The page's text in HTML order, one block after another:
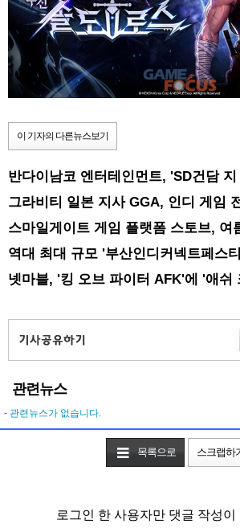
이 기자의 다른뉴스보기
반다이남코 엔터테인먼트, 'SD건담
그라비티 일본 지사 GGA, 인디 게임
스마일게이트 게임 플랫폼 스토브, 여
역대 최대 규모 '부산인디커넥트페스
넷마블, '킹 오브 파이터 AFK'에 '애쉬
관련뉴스
- 관련뉴스가 없습니다.
목록으로 스크랩하
로그인 한 사용자만 댓글 작성